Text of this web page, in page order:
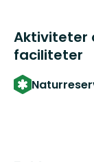
Aktiviteter
faciliteter